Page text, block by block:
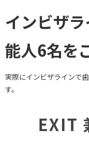
インビザ
能人6名を
実際にインビザラインで
す。
EXIT